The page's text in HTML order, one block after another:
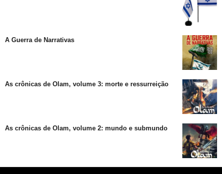
A Guerra de Narrativas
As crônicas de Olam, volume 3: morte e ressurreição
As crônicas de Olam, volume 2: mundo e submundo